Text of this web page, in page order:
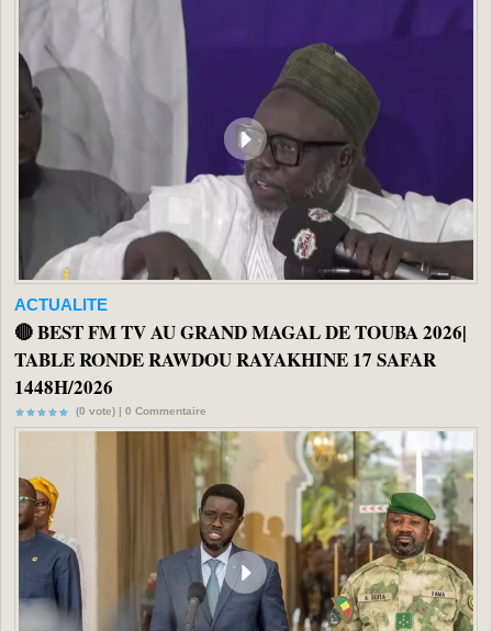
ACTUALITE
🔴 BEST FM TV AU GRAND MAGAL DE TOUBA 2026|
TABLE RONDE RAWDOU RAYAKHINE 17 SAFAR
1448H/2026
(0 vote) | 0 Commentaire